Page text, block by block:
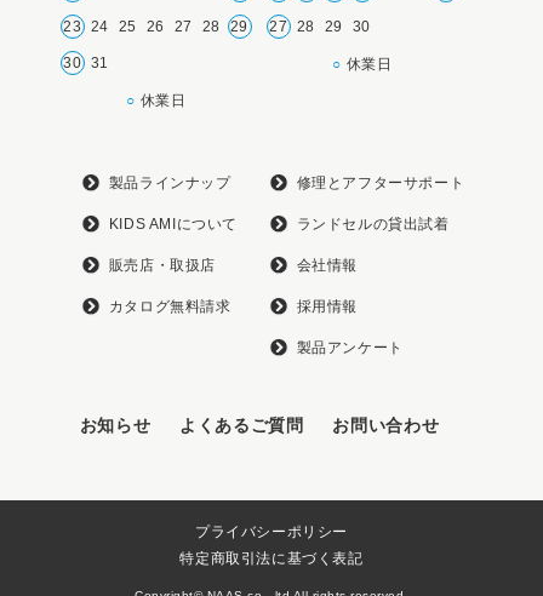
23 24 25 26 27 28 29
30 31
○ 休業日
27 28 29 30
○ 休業日
製品ラインナップ
KIDS AMIについて
販売店・取扱店
カタログ無料請求
修理とアフターサポート
ランドセルの貸出試着
会社情報
採用情報
製品アンケート
お知らせ よくあるご質問 お問い合わせ
プライバシーポリシー
特定商取引法に基づく表記